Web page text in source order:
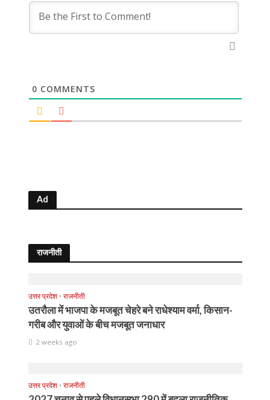
0 COMMENTS
Ad
राजनीती
उत्तर प्रदेश • राजनीती
उतरौला में भाजपा के मजबूत चेहरे बने राधेश्याम वर्मा, किसान-
गरीब और युवाओं के बीच मजबूत जनाधार
2 weeks ago
उत्तर प्रदेश • राजनीती